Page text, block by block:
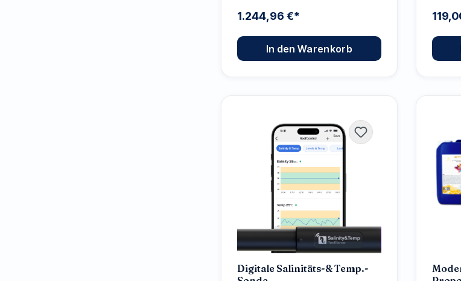
1.244,96 €*
In den Warenkorb
Digitale Salinitäts-& Temp.-